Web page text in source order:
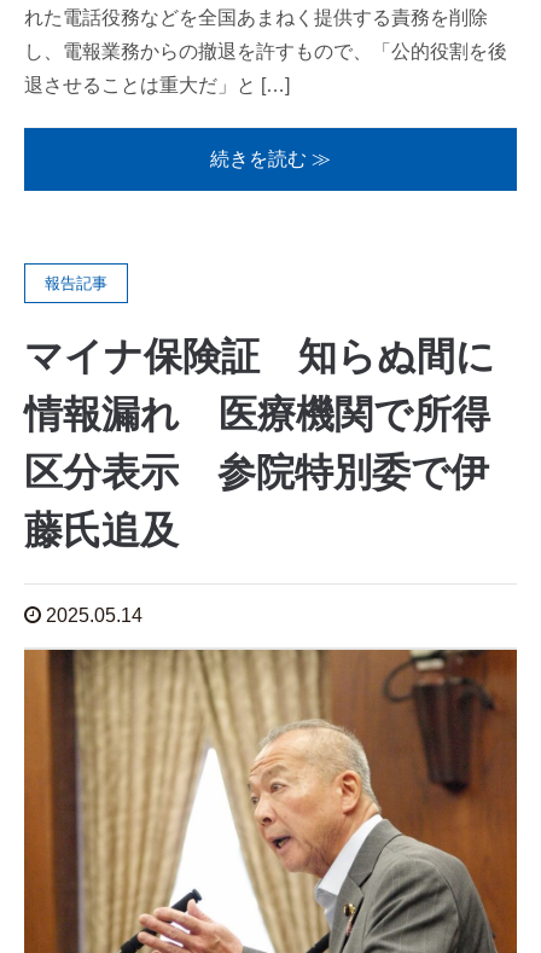
れた電話役務などを全国あまねく提供する責務を削除
し、電報業務からの撤退を許すもので、「公的役割を後
退させることは重大だ」と […]
続きを読む ≫
報告記事
マイナ保険証 知らぬ間に
情報漏れ 医療機関で所得
区分表示 参院特別委で伊
藤氏追及
2025.05.14